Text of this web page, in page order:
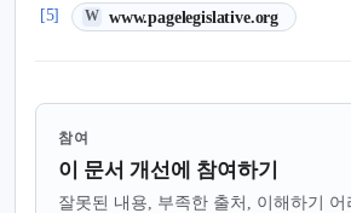
[5] W www.pagelegislative.org
(새 탭에서 열림)
참여
이 문서 개선에 참여하기
잘못된 내용, 부족한 출처, 이해하기 어